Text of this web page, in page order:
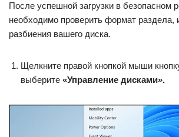
После успешной загрузки в безопасном
необходимо проверить формат раздела,
разбиения вашего диска.
Щелкните правой кнопкой мыши
выберите «Управление дисками».